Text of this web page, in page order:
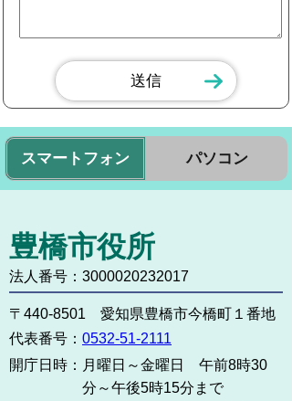
スマートフォン パソコン
豊橋市役所
法人番号：3000020232017
〒440-8501 愛知県豊橋市今橋町１番地
代表番号： 0532-51-2111
開庁日時： 月曜日～金曜日 午前8時30
分～午後5時15分まで